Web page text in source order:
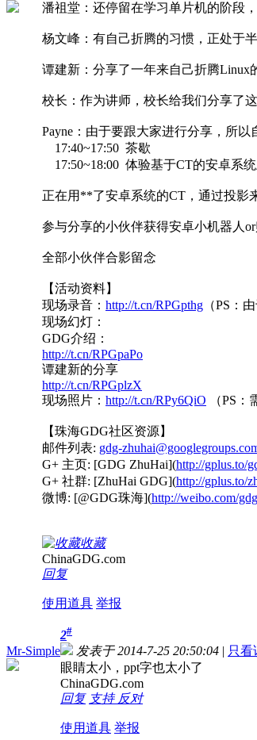
潘祖堂：还停留在学习单片机的阶段
杨文峰：有自己折腾的习惯，正处于
谭建新：分享了一年来自己折腾Linux
校长：作为讲师，校长给我们分享了
Payne：由于要跟大家进行分享，所
17:40~17:50 茶歇
17:50~18:00 体验基于CT的安卓系
正在用**了安卓系统的CT，通过投影
参与分享的小伙伴获得安卓小机器人
全部小伙伴合影留念
【活动资料】
现场录音： http://t.cn/RPGpthg （PS：
现场幻灯：
GDG介绍：
http://t.cn/RPGpaPo
谭建新的分享
http://t.cn/RPGplzX
现场照片： http://t.cn/RPy6QiO （PS：
【珠海GDG社区资源】
邮件列表: gdg-
G+ 主页: [GDG ZhuHai](http://gplus.to/
G+ 社群: [ZhuHai GDG](http://gplus.to/
微博: [@GDG珠海](http://weibo.com/
收藏
ChinaGDG.com
回复
使用道具 举报
Mr-Simple
2#
发表于 2014-7-25 20:50:04 | 只看
眼睛太小，ppt字也太小了
ChinaGDG.com
回复 支持 反对
使用道具 举报